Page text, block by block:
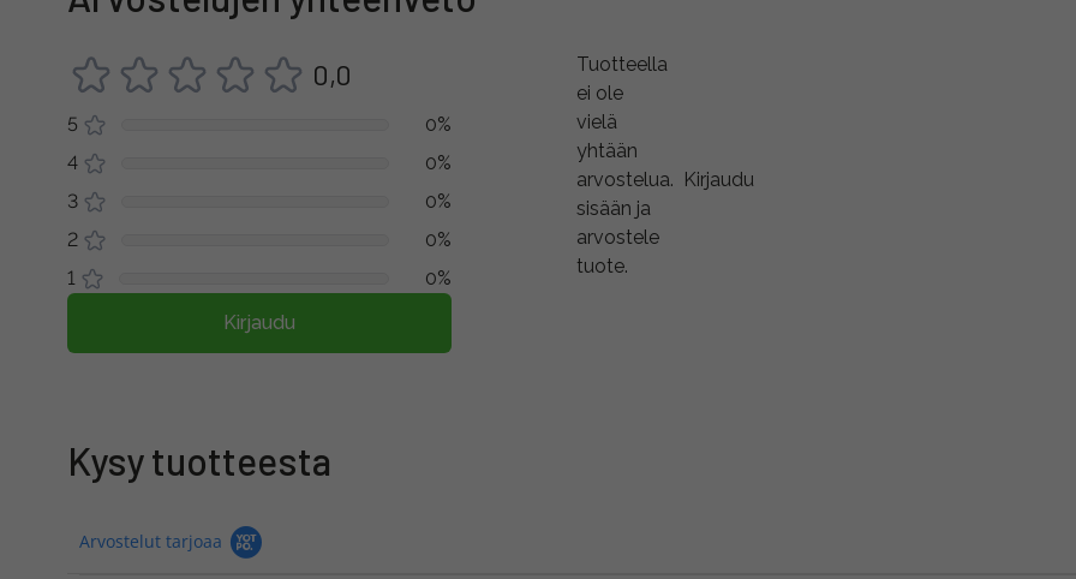
0,0
5
0%
4
0%
3
0%
2
0%
1
0%
Kirjaudu
Tuotteella
ei ole
vielä
yhtään
arvostelua. Kirjaudu
sisään ja
arvostele
tuote.
Kysy tuotteesta
Arvostelut tarjoaa